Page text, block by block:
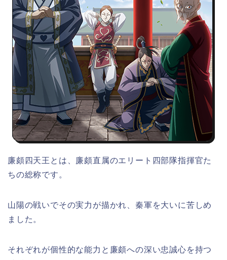
廉頗四天王とは、廉頗直属のエリート四部隊指揮官た
ちの総称です。
山陽の戦いでその実力が描かれ、秦軍を大いに苦しめ
ました。
それぞれが個性的な能力と廉頗への深い忠誠心を持つ